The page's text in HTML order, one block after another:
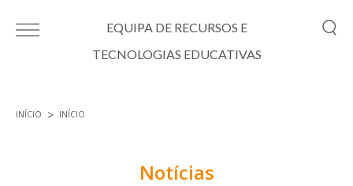
EQUIPA DE RECURSOS E
TECNOLOGIAS EDUCATIVAS
INÍCIO INÍCIO
Notícias